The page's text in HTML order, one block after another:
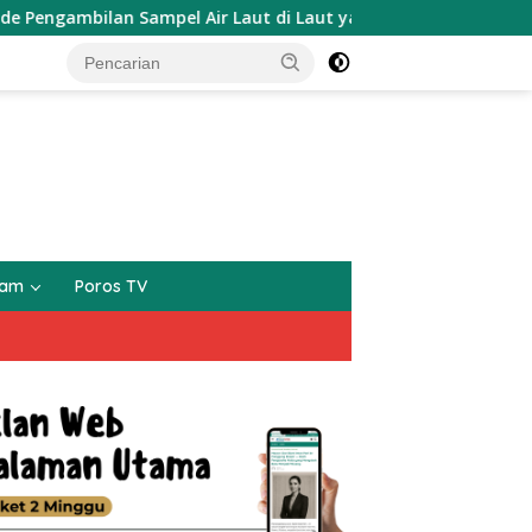
Sampel Air Laut di Laut yang Bersih
Poros TV